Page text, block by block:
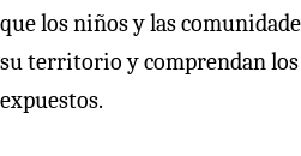
que los niños y las
su territorio y comprendan los
expuestos.